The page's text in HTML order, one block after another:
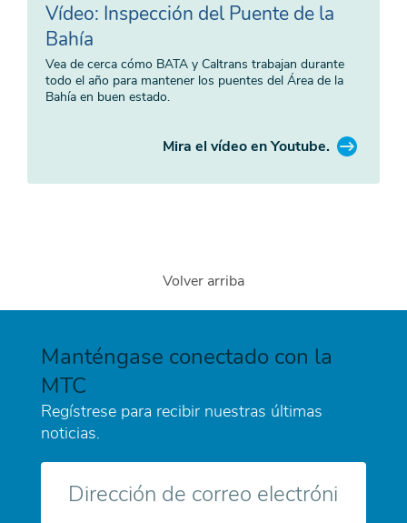
Vídeo: Inspección del Puente de la
Bahía
Vea de cerca cómo BATA y Caltrans trabajan durante
todo el año para mantener los puentes del Área de la
Bahía en buen estado.
Mira el vídeo en Youtube.
Volver arriba
Manténgase conectado con la
MTC
Regístrese para recibir nuestras últimas
noticias.
electrónico